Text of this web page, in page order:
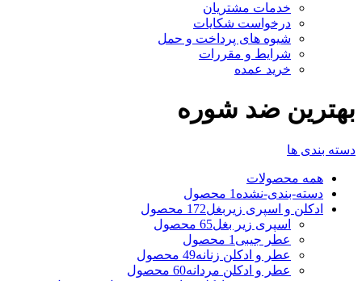
خدمات مشتریان
درخواست شکایات
شیوه های پرداخت و حمل
شرایط و مقررات
خرید عمده
بهترین ضد شوره
دسته بندی ها
همه محصولات
دسته-بندی-نشده 1 محصول
ادکلن و اسپری زیربغل172 محصول
اسپری زیر بغل65 محصول
عطر جیبی 1 محصول
عطر و ادکلن زنانه49 محصول
عطر و ادکلن مردانه60 محصول